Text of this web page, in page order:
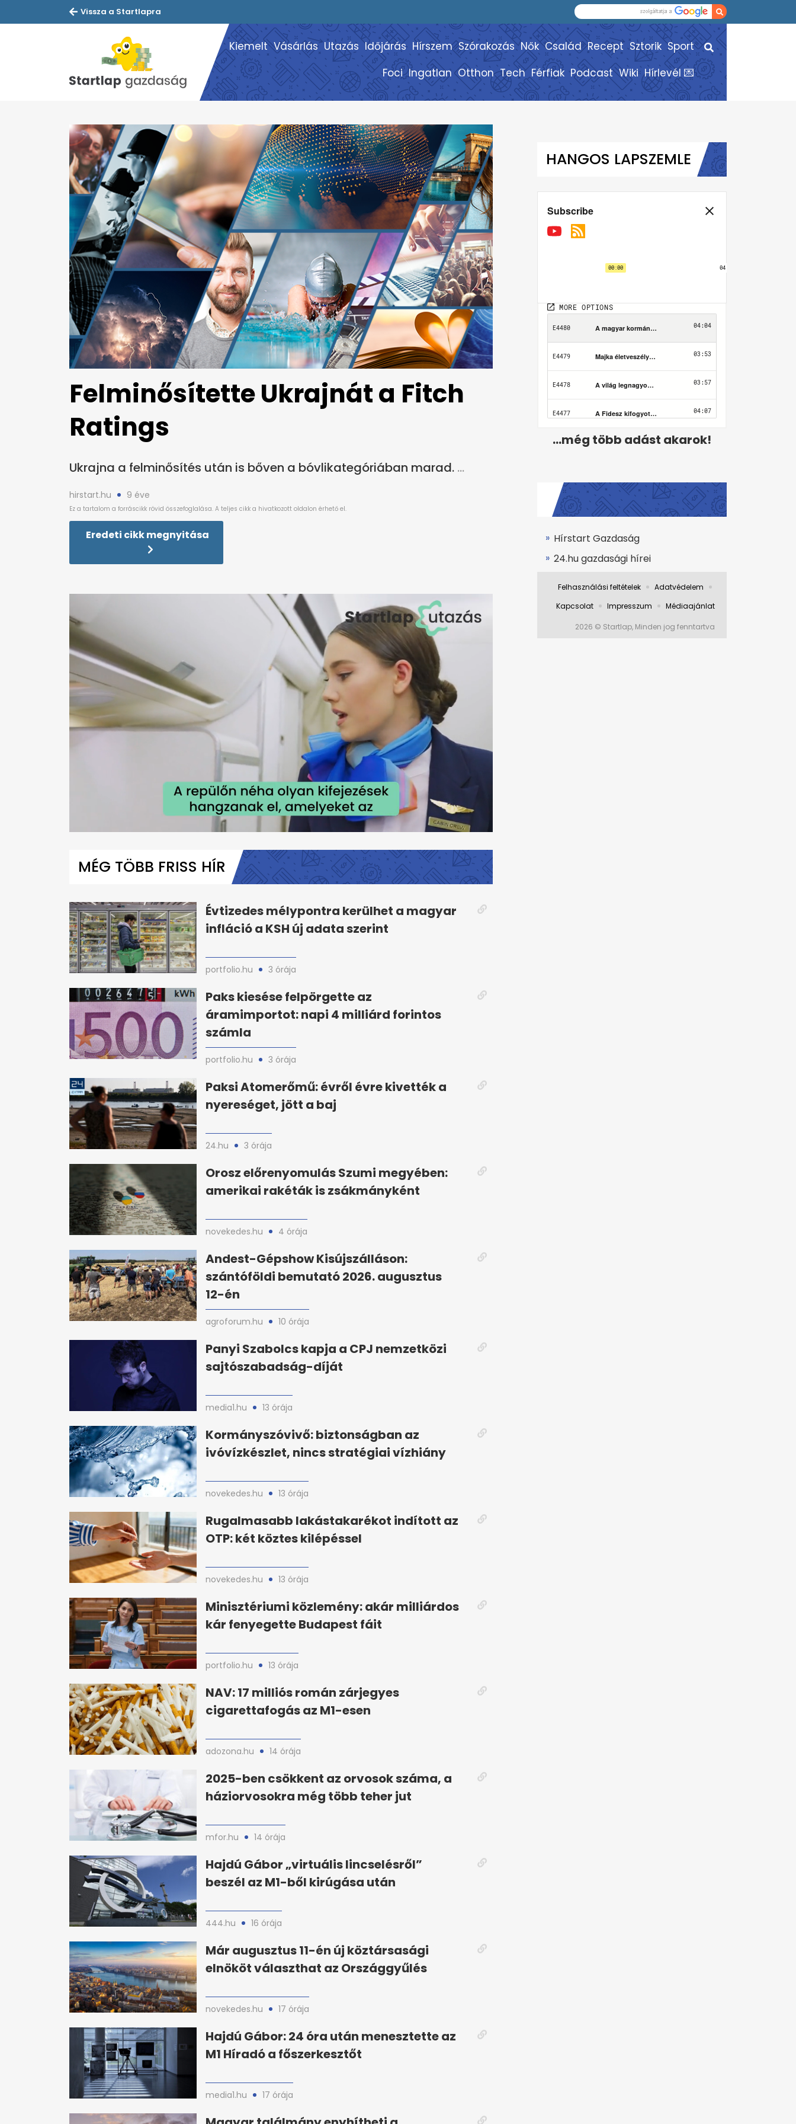
Vissza a Startlapra
Kiemelt Vásárlás Utazás Időjárás Hírszem Szórakozás Nők Család Recept Sztorik Sport
Foci Ingatlan Otthon Tech Férfiak Podcast Wiki Hírlevél 💌
Felminősítette Ukrajnát a Fitch
Ratings
Ukrajna a felminősítés után is bőven a bóvlikategóriában marad.
hirstart.hu 9 éve
Eredeti cikk megnyitása
minute,
0%
MÉG TÖBB FRISS HÍR
Évtizedes mélypontra kerülhet a magyar
infláció a KSH új adata szerint
portfolio.hu 3 órája
Paks kiesése felpörgette az
áramimportot: napi 4 milliárd forintos
számla
portfolio.hu 3 órája
Paksi Atomerőmű: évről évre kivették a
nyereséget, jött a baj
24.hu 3 órája
Orosz előrenyomulás Szumi megyében:
amerikai rakéták is zsákmányként
novekedes.hu 4 órája
Andest-Gépshow Kisújszálláson:
szántóföldi bemutató 2026. augusztus
12-én
agroforum.hu 10 órája
Panyi Szabolcs kapja a CPJ nemzetközi
sajtószabadság-díját
media1.hu 13 órája
Kormányszóvivő: biztonságban az
ivóvízkészlet, nincs stratégiai vízhiány
novekedes.hu 13 órája
Rugalmasabb lakástakarékot indított az
OTP: két köztes kilépéssel
novekedes.hu 13 órája
Minisztériumi közlemény: akár milliárdos
kár fenyegette Budapest fáit
portfolio.hu 13 órája
NAV: 17 milliós román zárjegyes
cigarettafogás az M1-esen
adozona.hu 14 órája
2025-ben csökkent az orvosok száma, a
háziorvosokra még több teher jut
mfor.hu 14 órája
Hajdú Gábor „virtuális lincselésről”
beszél az M1-ből kirúgása után
444.hu 16 órája
Már augusztus 11-én új köztársasági
elnököt választhat az Országgyűlés
novekedes.hu 17 órája
Hajdú Gábor: 24 óra után menesztette az
M1 Híradó a főszerkesztőt
media1.hu 17 órája
HANGOS LAPSZEMLE
...még több adást akarok!
Hírstart Gazdaság
24.hu gazdasági hírei
Felhasználási feltételek
Adatvédelem
Kapcsolat
Impresszum Médiaajánlat
2026 © Startlap, Minden jog fenntartva